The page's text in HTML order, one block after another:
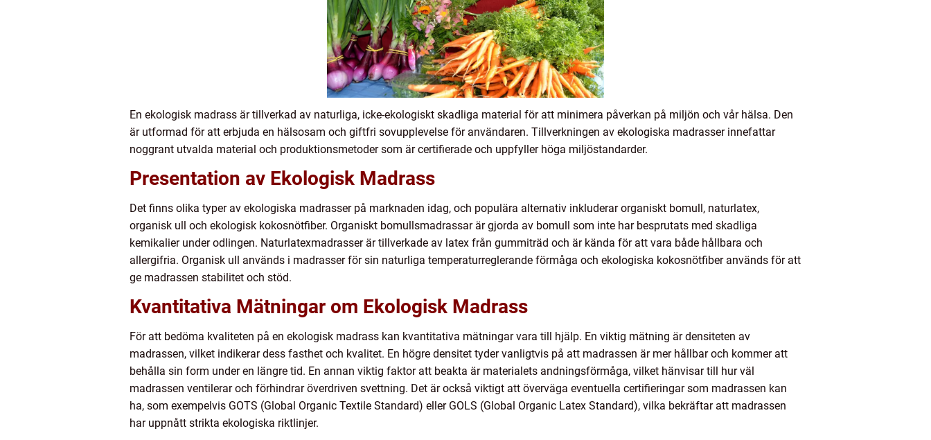
En ekologisk madrass är tillverkad av naturliga, icke-ekologiskt skadliga material för att minimera påverkan på miljön och vår hälsa. Den
är utformad för att erbjuda en hälsosam och giftfri sovupplevelse för användaren. Tillverkningen av ekologiska madrasser innefattar
noggrant utvalda material och produktionsmetoder som är certifierade och uppfyller höga miljöstandarder.
Presentation av Ekologisk Madrass
Det finns olika typer av ekologiska madrasser på marknaden idag, och populära alternativ inkluderar organiskt bomull, naturlatex,
organisk ull och ekologisk kokosnötfiber. Organiskt bomullsmadrassar är gjorda av bomull som inte har besprutats med skadliga
kemikalier under odlingen. Naturlatexmadrasser är tillverkade av latex från gummiträd och är kända för att vara både hållbara och
allergifria. Organisk ull används i madrasser för sin naturliga temperaturreglerande förmåga och ekologiska kokosnötfiber används för att
ge madrassen stabilitet och stöd.
Kvantitativa Mätningar om Ekologisk Madrass
För att bedöma kvaliteten på en ekologisk madrass kan kvantitativa mätningar vara till hjälp. En viktig mätning är densiteten av
madrassen, vilket indikerar dess fasthet och kvalitet. En högre densitet tyder vanligtvis på att madrassen är mer hållbar och kommer att
behålla sin form under en längre tid. En annan viktig faktor att beakta är materialets andningsförmåga, vilket hänvisar till hur väl
madrassen ventilerar och förhindrar överdriven svettning. Det är också viktigt att överväga eventuella certifieringar som madrassen kan
ha, som exempelvis GOTS (Global Organic Textile Standard) eller GOLS (Global Organic Latex Standard), vilka bekräftar att madrassen
har uppnått strikta ekologiska riktlinjer.